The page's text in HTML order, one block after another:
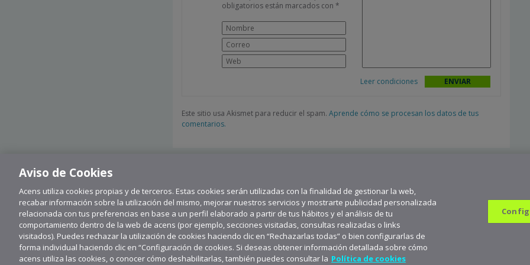
obligatorios están marcados con *
Leer condiciones
Este sitio usa Akismet para reducir el spam. Aprende cómo se procesan los datos de tus
comentarios.
Suscríbete a aceNews para mantenerte a la última
Aviso de Cookies
Acens utiliza cookies propias y de terceros. Estas cookies serán utilizadas con la finalidad de gestionar la web,
recabar información sobre la utilización del mismo, mejorar nuestros servicios y mostrarte publicidad personalizada
relacionada con tus preferencias en base a un perfil elaborado a partir de tus hábitos y el análisis de tu
comportamiento dentro de la web de acens (por ejemplo, secciones visitadas, consultas realizadas o links
visitados). Puedes rechazar la utilización de cookies haciendo clic en “Rechazarlas todas” o bien configurarlas de
forma individual haciendo clic en “Configuración de cookies. Si deseas obtener información detallada sobre cómo
acens utiliza las cookies, o conocer cómo deshabilitarlas, también puedes consultar la Política de cookies